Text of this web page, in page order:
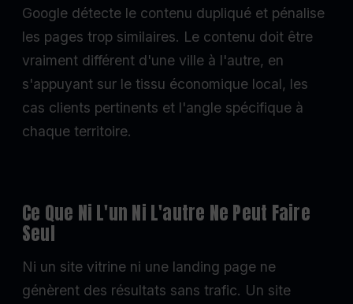
Google détecte le contenu dupliqué et pénalise
les pages trop similaires. Le contenu doit être
vraiment différent d'une ville à l'autre, en
s'appuyant sur le tissu économique local, les
cas clients pertinents et l'angle spécifique à
chaque territoire.
Ce Que Ni L'un Ni L'autre Ne Peut Faire
Seul
Ni un site vitrine ni une landing page ne
génèrent des résultats sans trafic. Un site